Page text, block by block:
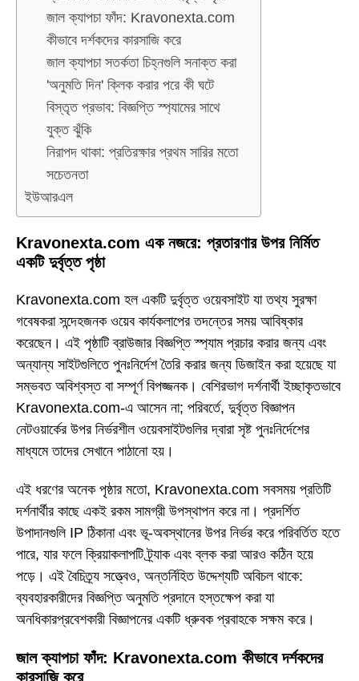
জাল ক্যাপচা ফাঁদ: Kravonexta.com
কীভাবে দর্শকদের কারসাজি করে
জাল ক্যাপচা সতর্কতা চিহ্নগুলি সনাক্ত করা
'অনুমতি দিন' ক্লিক করার পরে কী ঘটে
বিস্তৃত প্রভাব: বিজ্ঞপ্তি স্প্যামের সাথে
যুক্ত ঝুঁকি
নিরাপদ থাকা: প্রতিরক্ষার প্রথম সারির মতো
সচেতনতা
ইউআরএল
Kravonexta.com এক নজরে: প্রতারণার উপর নির্মিত
একটি দুর্বৃত্ত পৃষ্ঠা
Kravonexta.com হল একটি দুর্বৃত্ত ওয়েবসাইট যা তথ্য সুরক্ষা
গবেষকরা সন্দেহজনক ওয়েব কার্যকলাপের তদন্তের সময় আবিষ্কার
করেছেন। এই পৃষ্ঠাটি ব্রাউজার বিজ্ঞপ্তি স্প্যাম প্রচার করার জন্য এবং
অন্যান্য সাইটগুলিতে পুনঃনির্দেশ তৈরি করার জন্য ডিজাইন করা হয়েছে যা
সম্ভবত অবিশ্বস্ত বা সম্পূর্ণ বিপজ্জনক। বেশিরভাগ দর্শনার্থী ইচ্ছাকৃতভাবে
Kravonexta.com-এ আসেন না; পরিবর্তে, দুর্বৃত্ত বিজ্ঞাপন
নেটওয়ার্কের উপর নির্ভরশীল ওয়েবসাইটগুলির দ্বারা সৃষ্ট পুনঃনির্দেশের
মাধ্যমে তাদের সেখানে পাঠানো হয়।
এই ধরণের অনেক পৃষ্ঠার মতো, Kravonexta.com সবসময় প্রতিটি
দর্শনার্থীর কাছে একই রকম সামগ্রী উপস্থাপন করে না। প্রদর্শিত
উপাদানগুলি IP ঠিকানা এবং ভূ-অবস্থানের উপর নির্ভর করে পরিবর্তিত হতে
পারে, যার ফলে ক্রিয়াকলাপটি ট্র্যাক এবং ব্লক করা আরও কঠিন হয়ে
পড়ে। এই বৈচিত্র্য সত্ত্বেও, অন্তর্নিহিত উদ্দেশ্যটি অবিচল থাকে:
ব্যবহারকারীদের বিজ্ঞপ্তি অনুমতি প্রদানে হস্তক্ষেপ করা যা
অনধিকারপ্রবেশকারী বিজ্ঞাপনের একটি ধ্রুবক প্রবাহকে সক্ষম করে।
জাল ক্যাপচা ফাঁদ: Kravonexta.com কীভাবে দর্শকদের
কারসাজি করে